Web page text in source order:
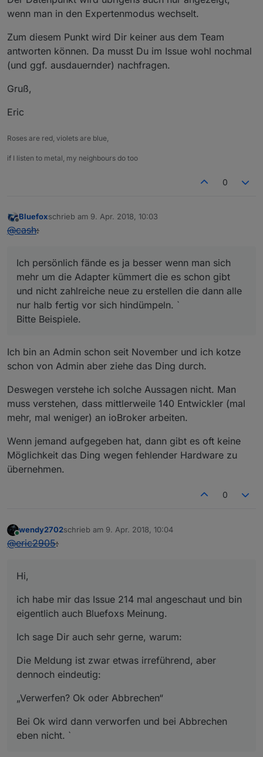
wenn man in den Expertenmodus wechselt.
Zum diesem Punkt wird Dir keiner aus dem Team
antworten können. Da musst Du im Issue wohl nochmal
(und ggf. ausdauernder) nachfragen.
Gruß,
Eric
Roses are red, violets are blue,
if I listen to metal, my neighbours do too
0
Offline
Bluefoxschrieb am 9. Apr. 2018, 10:03
zuletzt editiert von
@cash:
Ich persönlich fände es ja besser wenn man sich
mehr um die Adapter kümmert die es schon gibt
und nicht zahlreiche neue zu erstellen die dann alle
nur halb fertig vor sich hindümpeln. `
Bitte Beispiele.
Ich bin an Admin schon seit November und ich kotze
schon von Admin aber ziehe das Ding durch.
Deswegen verstehe ich solche Aussagen nicht. Man
muss verstehen, dass mittlerweile 140 Entwickler (mal
mehr, mal weniger) an ioBroker arbeiten.
Wenn jemand aufgegeben hat, dann gibt es oft keine
Möglichkeit das Ding wegen fehlender Hardware zu
übernehmen.
0
Online
wendy2702schrieb am 9. Apr. 2018, 10:04
zuletzt editiert von
@eric2905:
Hi,
ich habe mir das Issue 214 mal angeschaut und bin
eigentlich auch Bluefoxs Meinung.
Ich sage Dir auch sehr gerne, warum:
Die Meldung ist zwar etwas irreführend, aber
dennoch eindeutig:
„Verwerfen? Ok oder Abbrechen“
Bei Ok wird dann verworfen und bei Abbrechen
eben nicht. `